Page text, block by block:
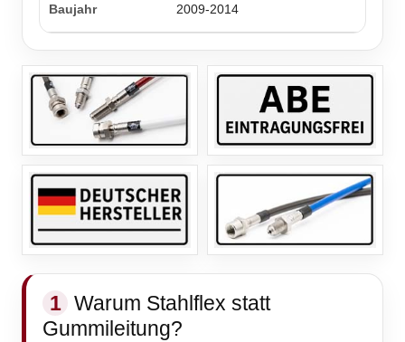
2009-2014
1 Warum Stahlflex statt
Gummileitung?